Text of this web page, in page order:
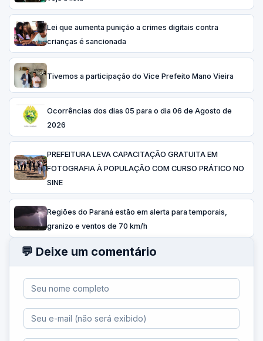
Lei que aumenta punição a crimes digitais contra
crianças é sancionada
Tivemos a participação do Vice Prefeito Mano Vieira
Ocorrências dos dias 05 para o dia 06 de Agosto de
2026
PREFEITURA LEVA CAPACITAÇÃO GRATUITA EM
FOTOGRAFIA À POPULAÇÃO COM CURSO PRÁTICO NO
SINE
Regiões do Paraná estão em alerta para temporais,
granizo e ventos de 70 km/h
💬 Deixe um comentário